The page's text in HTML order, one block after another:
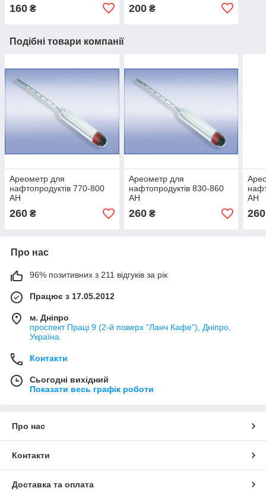
160 ₴ 200₴
Подібні товари компанії
Ареометр для
нафтопродуктів 770-800
АН
260 ₴
Ареометр для
нафтопродуктів 830-860
АН
260₴
АН
260
Про нас
96% позитивних з 211 відгуків за рік
Працює з 17.05.2012
м. Дніпро
проспект Праці 9 (2-й поверх "Ланч Кафе"), Дніпро,
Україна
Контакти
Сьогодні вихідний
Показати весь графік роботи
Про нас
Контакти
Доставка та оплата